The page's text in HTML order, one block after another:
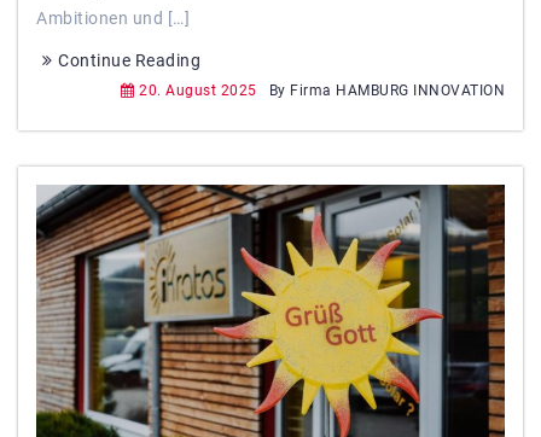
Ambitionen und […]
Continue Reading
20. August 2025 By Firma HAMBURG INNOVATION